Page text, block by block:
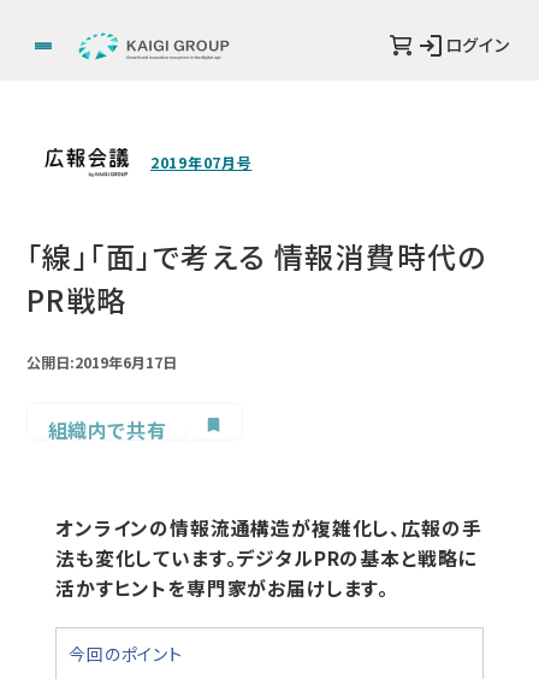
ログイン
2019年07月号
「線」「面」で考える 情報消費時代の
PR戦略
公開日:2019年6月17日
組織内で共有
オンラインの情報流通構造が複雑化し、広報の手
法も変化しています。デジタルPRの基本と戦略に
活かすヒントを専門家がお届けします。
今回のポイント